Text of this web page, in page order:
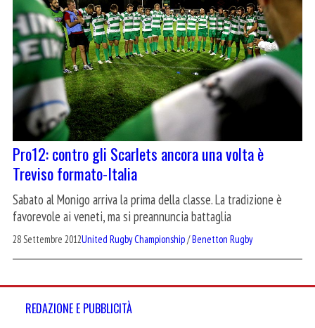
Pro12: contro gli Scarlets ancora una volta è
Treviso formato-Italia
Sabato al Monigo arriva la prima della classe. La tradizione è
favorevole ai veneti, ma si preannuncia battaglia
28 Settembre 2012United Rugby Championship/Benetton Rugby
REDAZIONE E PUBBLICITÀ